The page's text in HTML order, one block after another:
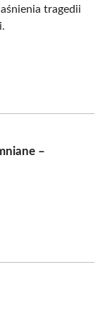
tragedii
–